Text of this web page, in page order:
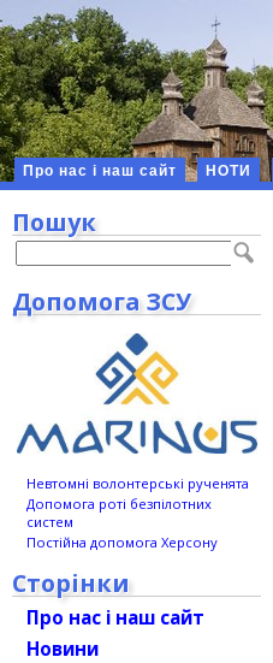
Про нас і наш сайт НОТИ
Пошук
Допомога ЗСУ
Невтомні волонтерські рученята
Допомога роті безпілотних
систем
Постійна допомога Херсону
Сторінки
Про нас і наш сайт
Новини